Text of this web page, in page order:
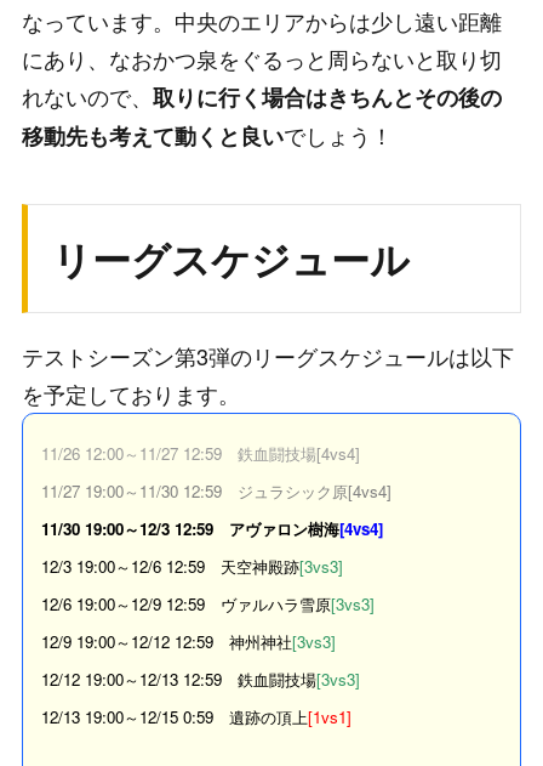
なっています。中央のエリアからは少し遠い距離
にあり、なおかつ泉をぐるっと周らないと取り切
れないので、 取りに行く場合はきちんとその後の
移動先も考えて動くと良いでしょう！
リーグスケジュール
テストシーズン第3弾のリーグスケジュールは以下
を予定しております。
11/26 12:00～11/27 12:59 鉄血闘技場[4vs4]
11/27 19:00～11/30 12:59 ジュラシック原[4vs4]
11/30 19:00～12/3 12:59 アヴァロン樹海[4vs4]
12/3 19:00～12/6 12:59 天空神殿跡[3vs3]
12/6 19:00～12/9 12:59 ヴァルハラ雪原[3vs3]
12/9 19:00～12/12 12:59 神州神社[3vs3]
12/12 19:00～12/13 12:59 鉄血闘技場[3vs3]
12/13 19:00～12/15 0:59 遺跡の頂上[1vs1]